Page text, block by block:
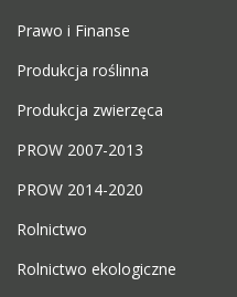
Prawo i Finanse
Produkcja roślinna
Produkcja zwierzęca
PROW 2007-2013
PROW 2014-2020
Rolnictwo
Rolnictwo ekologiczne